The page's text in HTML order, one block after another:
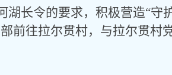
湖长令的要求，积极营造“守
前往拉尔贯村，与拉尔贯村